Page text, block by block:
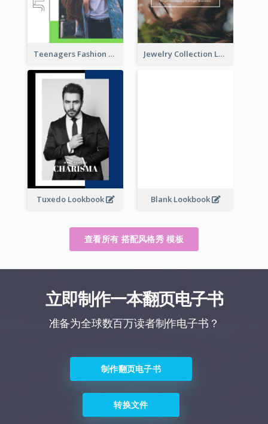
Teenagers Fashion Lookbook Jewelry Collection Lookbook
Tuxedo Lookbook Blank Lookbook
查看所有 搭配风格秀 模板
立即制作一本翻页电子书
准备为全球数百万读者制作电子书？
制作翻页电子书
转换文件